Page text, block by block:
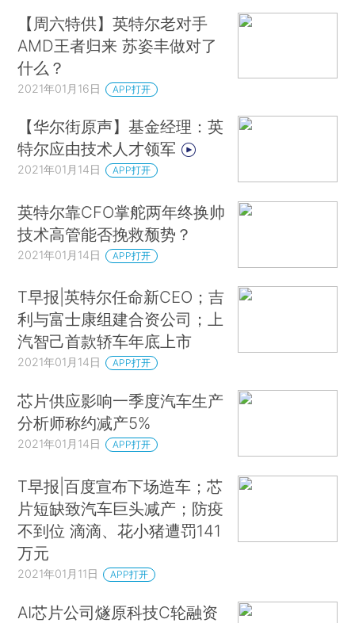
【周六特供】英特尔老对手
AMD王者归来 苏姿丰做对了
什么？
2021年01月16日 APP打开
【华尔街原声】基金经理：英
特尔应由技术人才领军
2021年01月14日 APP打开
英特尔靠CFO掌舵两年终换帅
技术高管能否挽救颓势？
2021年01月14日 APP打开
T早报|英特尔任命新CEO；吉
利与富士康组建合资公司；上
汽智己首款轿车年底上市
2021年01月14日 APP打开
芯片供应影响一季度汽车生产
分析师称约减产5%
2021年01月14日 APP打开
T早报|百度宣布下场造车；芯
片短缺致汽车巨头减产；防疫
不到位 滴滴、花小猪遭罚141
万元
2021年01月11日 APP打开
AI芯片公司燧原科技C轮融资